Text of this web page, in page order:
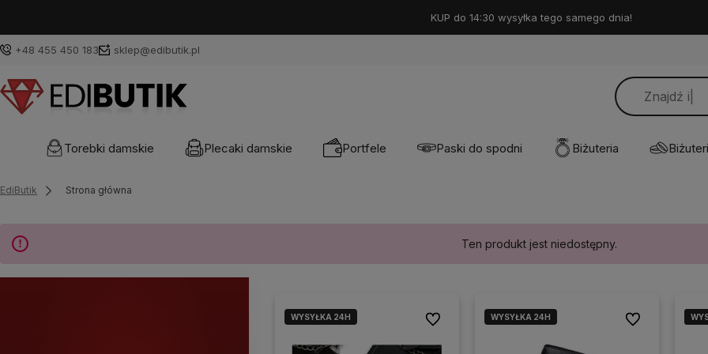
KUP do 14:30 wysyłka tego samego dnia!
+48 455 450 183 sklep@edibutik.pl
Torebki damskie Plecaki damskie Portfele Paski do spodni Biżuteria
EdiButik Strona główna
Ten produkt jest niedostępny.
WYSYŁKA 24H Do ulubionychWYSYŁKA 24H Do ulubionych